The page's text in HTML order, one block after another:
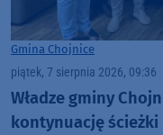
Gmina Chojnice
piątek, 7 sierpnia 2026, 09:36
Władze gminy
kontynuację